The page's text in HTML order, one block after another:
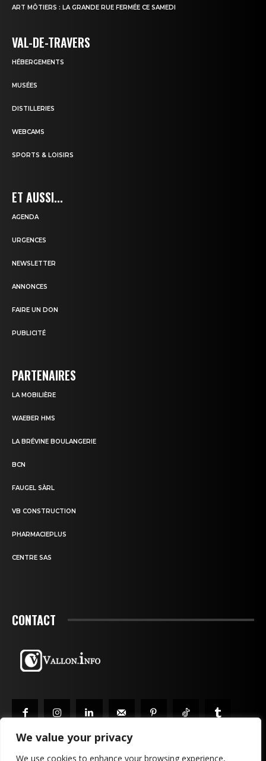
We value your privacy
We use cookies to enhance your browsing experience,
ART MÔTIERS : LA GRANDE RUE FERMÉE CE SAMEDI
VAL-DE-TRAVERS
HÉBERGEMENTS
MUSÉES
DISTILLERIES
WEBCAMS
SPORTS & LOISIRS
ET AUSSI...
AGENDA
URGENCES
NEWSLETTER
ANNONCES
FAIRE UN DON
PUBLICITÉ
PARTENAIRES
LA MOBILIÈRE
WAEBER HMS
LA BRÉVINE BOULANGERIE
BCN
FAUGEL SÀRL
VB CONSTRUCTION
PHARMACIEPLUS
CENTRE SAS
CONTACT